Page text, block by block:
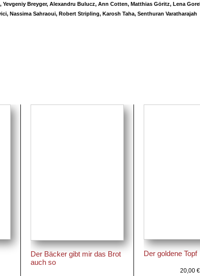
Yevgeniy Breyger, Alexandru Bulucz, Ann Cotten, Matthias Göritz, Lena
Nassima Sahraoui, Robert Stripling, Karosh Taha, Senthuran Varatharajah
Der Bäcker gibt mir das Brot
auch so
Der goldene Topf
20,00€